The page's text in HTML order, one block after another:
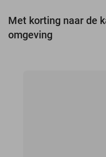
Met korting naar de
omgeving